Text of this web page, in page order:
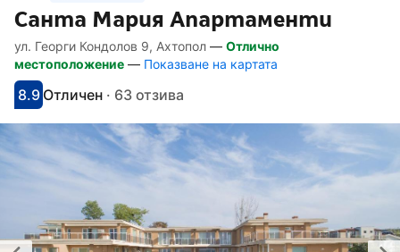
Санта Мария Апартаменти
Линкове, достъпни за хора със
Напред към описанието
Напред към удобствата
Напред към стаите
Напред към политиките
ул. Георги Кондолов 9, Ахтопол — Отлично
местоположение — Показване на картата
С оценка: 8.9
8.9
Оценено като: отлично
Отличен · 63 отзива